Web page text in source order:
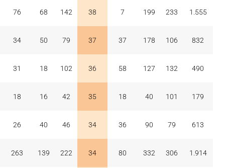
76 68 142 38 7 199 233 1.555
34 50 79 37 37 178 106 832
31 18 102 36 58 127 132 490
18 16 42 35 18 40 101 179
26 40 46 34 36 90 79 613
263 139 222 34 80 332 306 1.914